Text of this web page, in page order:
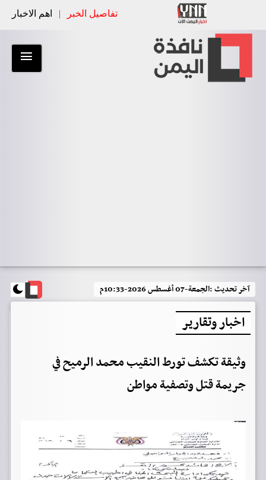
تفاصيل الخبر | اهم الاخبار